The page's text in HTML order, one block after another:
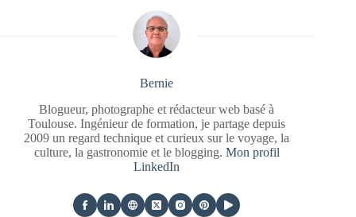
Bernie
Blogueur, photographe et rédacteur web basé à
Toulouse. Ingénieur de formation, je partage depuis
2009 un regard technique et curieux sur le voyage, la
culture, la gastronomie et le blogging. Mon profil
LinkedIn